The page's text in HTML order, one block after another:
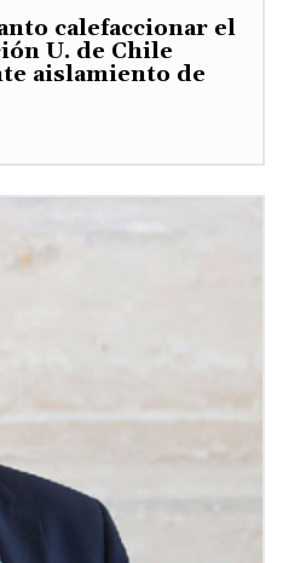
calefaccionar el
U. de Chile
aislamiento de